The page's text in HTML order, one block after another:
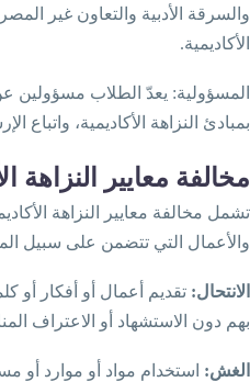
الأدبية والتعاون غير
.
: يعدّ الطلاب مسؤولين
النزاهة الأكاديمية، واتباع
معايير النزاهة
مخالفة معايير النزاهة
التي تتضمن على سبيل
: تقديم أعمال أو أفكار أو
دون الاستشهاد أو الاعتراف
:
استخدام مواد أو موارد أو